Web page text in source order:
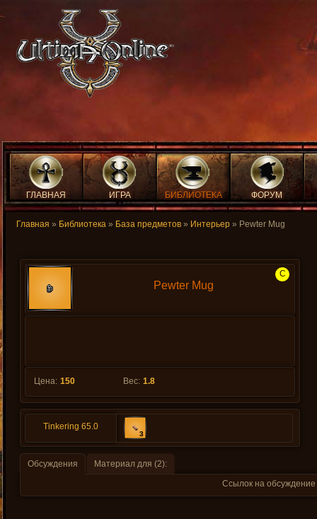
ГЛАВНАЯ ИГРА БИБЛИОТЕКА ФОРУМ
Главная » Библиотека » База предметов » Интерьер » Pewter Mug
Pewter Mug
C
Цена: 150 Вес: 1.8
Tinkering 65.0
3
Обсуждения
Материал для (2):
Ссылок на